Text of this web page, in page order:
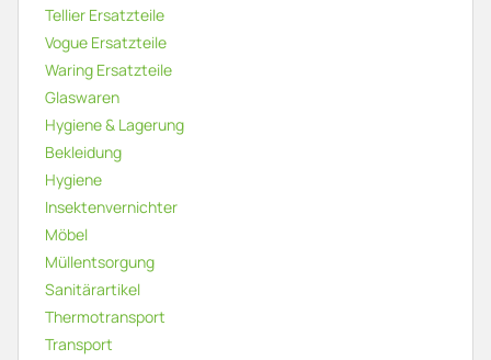
Tellier Ersatzteile
Vogue Ersatzteile
Waring Ersatzteile
Glaswaren
Hygiene & Lagerung
Bekleidung
Hygiene
Insektenvernichter
Möbel
Müllentsorgung
Sanitärartikel
Thermotransport
Transport